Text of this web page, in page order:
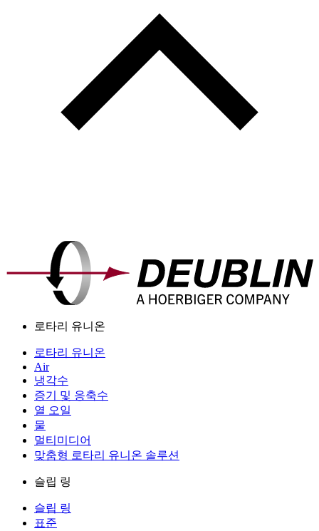
로타리 유니온
로타리 유니온
Air
냉각수
증기 및 응축수
열 오일
물
멀티미디어
맞춤형 로타리 유니온 솔루션
슬립 링
슬립 링
표준